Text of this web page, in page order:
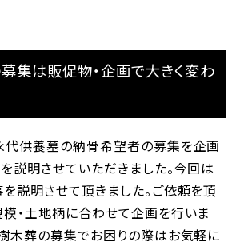
集は販促物・企画で大きく変わ
代供養墓の納骨希望者の募集を企画
説明させていただきました。今回は
説明させて頂きました。ご依頼を頂
模・土地柄に合わせて企画を行いま
木葬の募集でお困りの際はお気軽に